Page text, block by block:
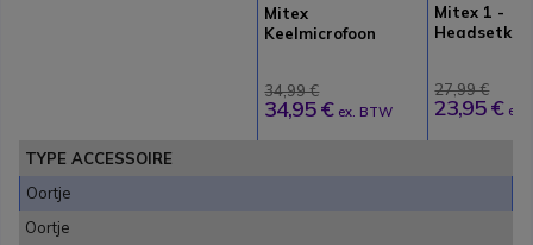
Mitex
Keelmicrofoon
34,99 €
34,95 € ex. BTW
Mitex 1 -
Headsetkit
27,99 €
23,95 € ex.
TYPE ACCESSOIRE
Oortje
Oortje